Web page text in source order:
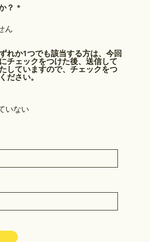
？ *
ん
れか1つでも該当する方は、今回
チェックをつけた後、送信して
していますので、チェックをつ
ださい。
いない